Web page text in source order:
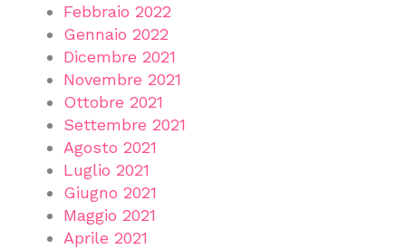
Febbraio 2022
Gennaio 2022
Dicembre 2021
Novembre 2021
Ottobre 2021
Settembre 2021
Agosto 2021
Luglio 2021
Giugno 2021
Maggio 2021
Aprile 2021